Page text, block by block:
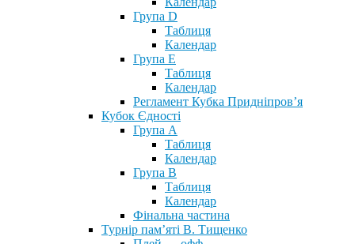
Група D
Таблиця
Календар
Група Е
Таблиця
Календар
Регламент Кубка Придніпров’я
Кубок Єдності
Група А
Таблиця
Календар
Група В
Таблиця
Календар
Фінальна частина
Турнір пам’яті В. Тищенко